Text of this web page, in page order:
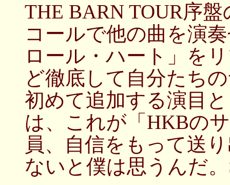
THE BARN TOUR序
コールで他の曲を演
ロール・ハート」を
ど徹底して自分たち
初めて追加する演目
は、これが「HKBの
員、自信をもって送
ないと僕は思うんだ